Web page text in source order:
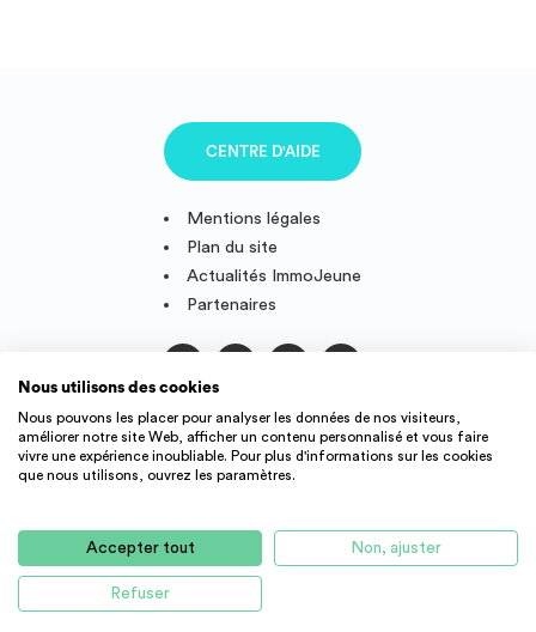
Mentions légales
Plan du site
Actualités ImmoJeune
Partenaires
CENTRE D'AIDE
Suivez-nous
France.
Des offres de logement étudiant et jeune actif dans toute la
France : résidence étudiant, agence immobilière, location
d'appartement, studio, colocation, etc.
Nous utilisons des cookies
Nous pouvons les placer pour analyser les données de nos visiteurs,
améliorer notre site Web, afficher un contenu personnalisé et vous faire
vivre une expérience inoubliable. Pour plus d'informations sur les cookies
que nous utilisons, ouvrez les paramètres.
Accepter tout Non, ajuster
Refuser